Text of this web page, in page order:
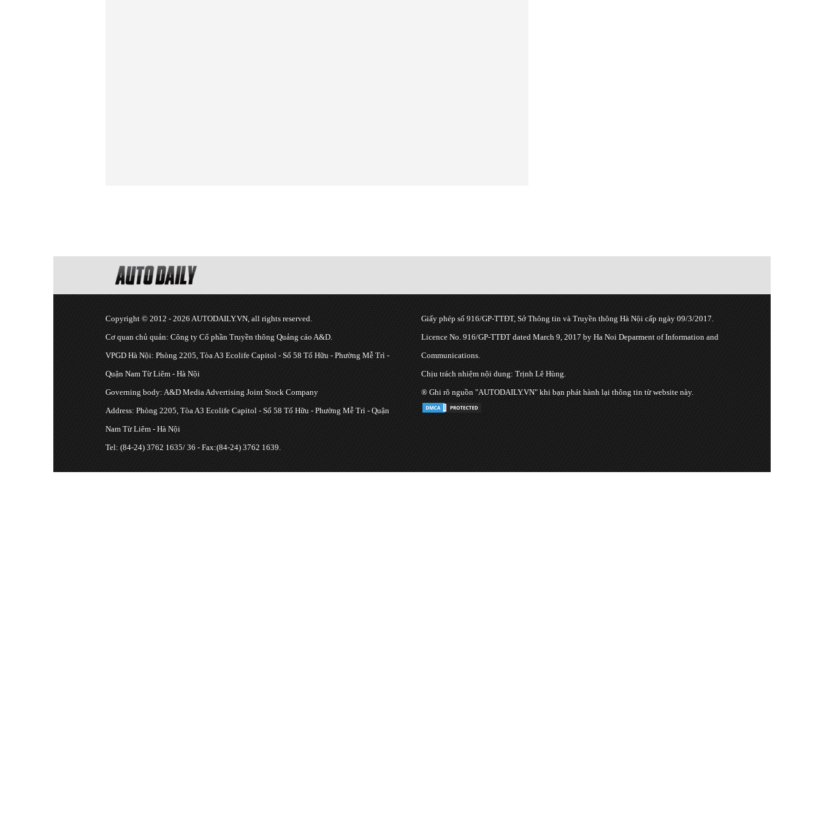
Copyright © 2012 - 2026 AUTODAILY.VN, all rights reserved.
Cơ quan chủ quản: Công ty Cổ phần Truyền thông Quảng cáo A&D.
VPGD Hà Nội: Phòng 2205, Tòa A3 Ecolife Capitol - Số 58 Tố Hữu - Phường Mễ Trì -
Quận Nam Từ Liêm - Hà Nội
Governing body: A&D Media Advertising Joint Stock Company
Address: Phòng 2205, Tòa A3 Ecolife Capitol - Số 58 Tố Hữu - Phường Mễ Trì - Quận
Nam Từ Liêm - Hà Nội
Tel: (84-24) 3762 1635/ 36 - Fax:(84-24) 3762 1639.
Giấy phép số 916/GP-TTĐT, Sở Thông tin và Truyền thông Hà Nội cấp ngày 09/3/2017.
Licence No. 916/GP-TTĐT dated March 9, 2017 by Ha Noi Deparment of Information and
Communications.
Chịu trách nhiệm nội dung: Trịnh Lê Hùng.
® Ghi rõ nguồn "AUTODAILY.VN" khi bạn phát hành lại thông tin từ website này.